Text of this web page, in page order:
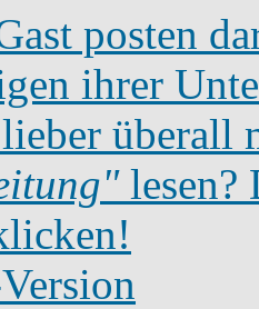
posten
ihrer
überall
lesen?